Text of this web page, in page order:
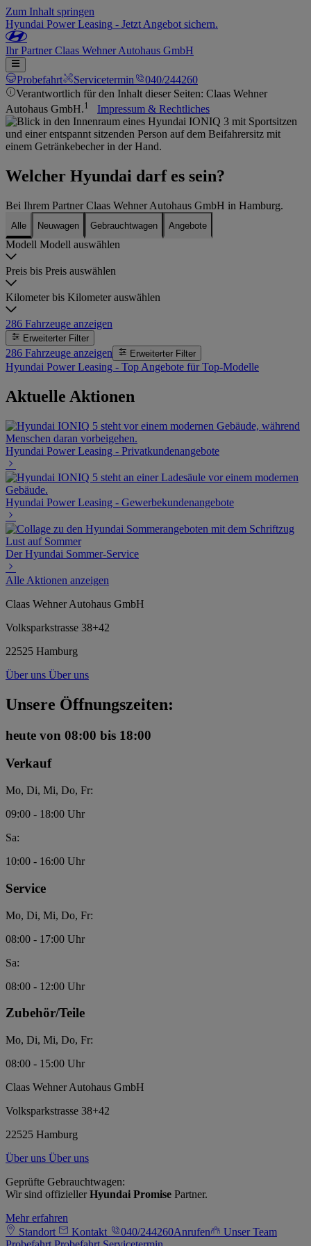
Zum Inhalt springen
Hyundai Power Leasing - Jetzt Angebot sichern.
IhrPartnerClaas Wehner Autohaus GmbH
Probefahrt Servicetermin
040/244260
Verantwortlich für den Inhalt dieser Seiten: Claas Wehner
Autohaus GmbH.1 Impressum & Rechtliches
Welcher Hyundai darf es sein?
Bei Ihrem Partner Claas Wehner Autohaus GmbH in Hamburg.
Alle Neuwagen Gebrauchtwagen Angebote
Modell Modell auswählen
Preis bis Preis auswählen
Kilometer bis Kilometer auswählen
286 Fahrzeuge anzeigen
Erweiterter Filter
286 Fahrzeuge anzeigen Erweiterter Filter
Hyundai Power Leasing - Top Angebote für Top-Modelle
Aktuelle Aktionen
Hyundai Power Leasing - Privatkundenangebote
Hyundai Power Leasing - Gewerbekundenangebote
Der Hyundai Sommer-Service
Alle Aktionen anzeigen
Claas Wehner Autohaus GmbH
Volksparkstrasse 38+42
22525 Hamburg
Über uns Über uns
Unsere Öffnungszeiten:
heute von 08:00 bis 18:00
Verkauf
Mo, Di, Mi, Do, Fr:
09:00 - 18:00 Uhr
Sa:
10:00 - 16:00 Uhr
Service
Mo, Di, Mi, Do, Fr:
08:00 - 17:00 Uhr
Sa:
08:00 - 12:00 Uhr
Zubehör/Teile
Mo, Di, Mi, Do, Fr:
08:00 - 15:00 Uhr
Claas Wehner Autohaus GmbH
Volksparkstrasse 38+42
22525 Hamburg
Über uns Über uns
Geprüfte Gebrauchtwagen:
Wir sind offiziellerHyundai Promise Partner.
Mehr erfahren
Standort
Kontakt 040/244260Anrufen
Unser Team